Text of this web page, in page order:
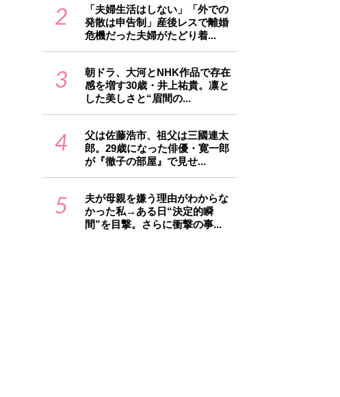
2
「夫婦生活はしない」「外での
発散は申告制」産後レスで離婚
危機だった夫婦がたどり着...
3
朝ドラ、大河とNHK作品で存在
感を増す30歳・井上祐貴。凛と
した美しさと“眉間の...
4
父は佐藤浩市、祖父は三國連太
郎。29歳になった俳優・寛一郎
が『徹子の部屋』で見せ...
5
夫が母親を嫌う理由がわからな
かった私→ある日“決定的瞬
間”を目撃。さらに衝撃の事...